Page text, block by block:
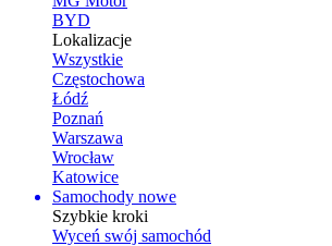
BYD
Lokalizacje
Wszystkie
Częstochowa
Łódź
Poznań
Warszawa
Wrocław
Katowice
Samochody nowe
Szybkie kroki
Wyceń swój samochód